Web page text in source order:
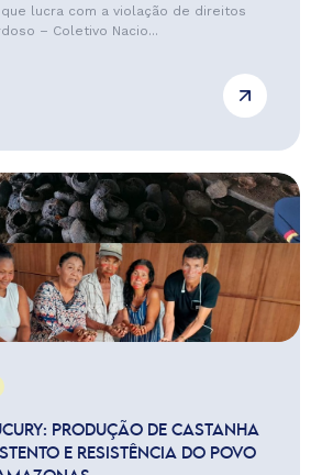
que lucra com a violação de direitos
– Coletivo Nacio...
PRODUÇÃO DE CASTANHA
E RESISTÊNCIA DO POVO